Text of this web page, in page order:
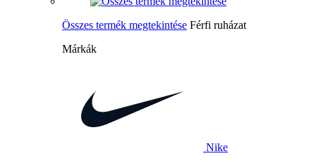
Összes termék megtekintése Férfi ruházat
Márkák
Nike